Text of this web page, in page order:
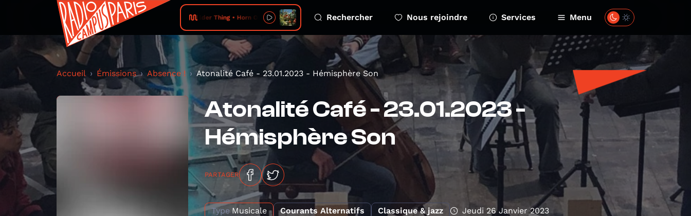
wilder Thing • Horn Of The Moon Rechercher Nous rejoindre Services Menu
Accueil Émissions Absence ! Atonalité Café - 23.01.2023 - Hémisphère Son
Atonalité Café - 23.01.2023 -
Hémisphère Son
PARTAGER
Type Musicale Courants Alternatifs Classique & jazz Jeudi 26 Janvier 2023